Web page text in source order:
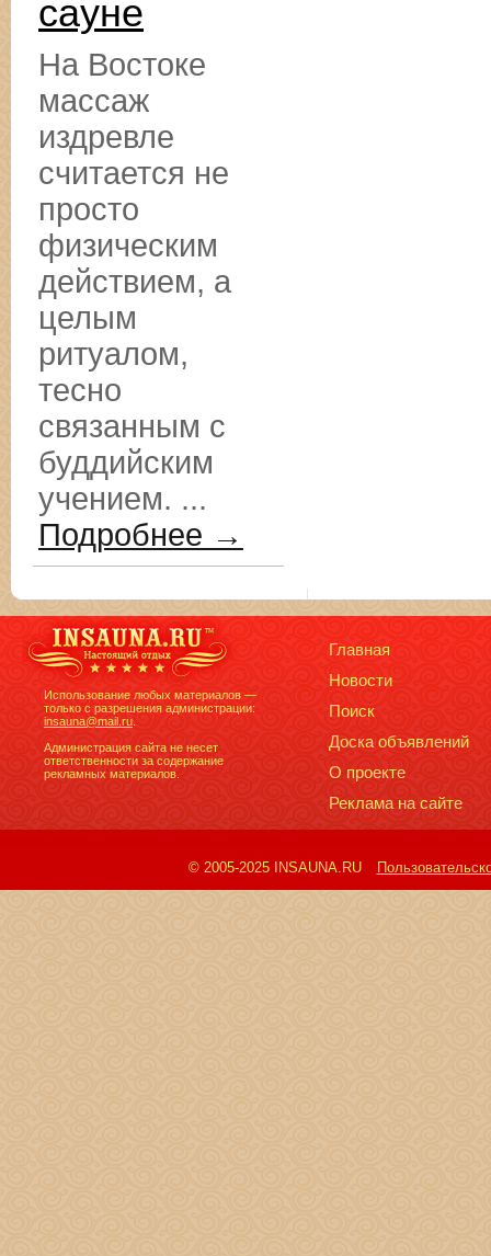
сауне
На Востоке
массаж
издревле
считается не
просто
физическим
действием, а
целым
ритуалом,
тесно
связанным с
буддийским
учением. ...
Подробнее →
Использование любых материалов —
только с разрешения администрации:
insauna@mail.ru
Администрация сайта не несет
ответственности за содержание
рекламных материалов.
Главная
Новости
Поиск
Доска объявлений
О проекте
Реклама на сайте
© 2005-2025 INSAUNA.RU